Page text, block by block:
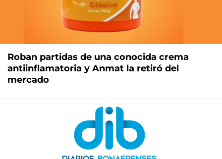
Roban partidas de una conocida crema
antiinflamatoria y Anmat la retiró del
mercado